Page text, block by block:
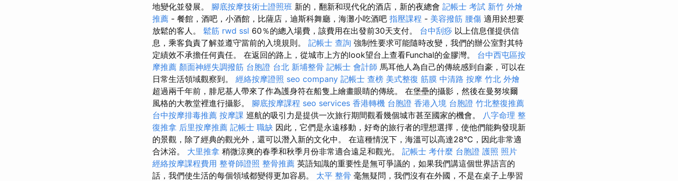
地變化並發展。 腳底按摩技術士證照班 新的，翻新和現代化的酒店，新的夜總會 記帳士 考試 新竹 外燴
推薦 - 餐館，酒吧，小酒館，比薩店，迪斯科舞廳，海灘小吃酒吧 指壓課程 - 美容撥筋 腰傷 適用於想要
放鬆的客人。 鬆筋 rwd ssl 60％的總入場費，該費用在出發前30天支付。 台中刮痧 以上信息僅提供信
息，乘客負責了解並遵守當前的入境規則。 記帳士 查詢 強制性要求可能隨時改變，我們的辦公室對其特
定績效不承擔任何責任。 在返回的路上，從城市上方的look望台上查看Funchal的金膠灣。 台中西屯區按
摩推薦 顏面神經失調撥筋 台胞證 台北 新埔整骨 記帳士 會計師 馬耳他人為自己的傳統感到自豪，可以在
日常生活領域觀察到。 經絡按摩證照 seo company 記帳士 查榜 美式整復 筋膜 中清路 按摩 竹北 外燴
超過兩千年前，腓尼基人帶來了作為護身符在船隻上繪畫眼睛的傳統。 在堡壘的攝影，然後在曼努埃爾
風格的大教堂裡進行攝影。 腳底按摩課程 seo services 香港轉機 台胞證 香港入境 台胞證 竹北整復推薦
台中按摩排毒推薦 按摩課 巡航的吸引力是提供一次旅行期間觀看幾個城市甚至國家的機會。 八字命理 整
復推拿 后里按摩推薦 記帳士 職缺 因此，它們是永遠移動，好奇的旅行者的理想選擇，使他們能夠發現新
的景觀，除了經典的觀光外，還可以潛入新的文化中。 在這種情況下，海溫可以高達28°C，因此非常適
合沐浴。 大里推拿 稍微涼爽的春季和秋季月份非常適合遠足和觀光。 記帳士 考什麼 台胞證 護照 照片
經絡按摩課程費用 整脊師證照 整骨推薦 英語知識的重要性是無可爭議的，如果我們講這個世界語言的
話，我們使生活的每個領域都變得更加容易。 太平 整骨 毫無疑問，我們沒有在外國，不是在桌子上學習